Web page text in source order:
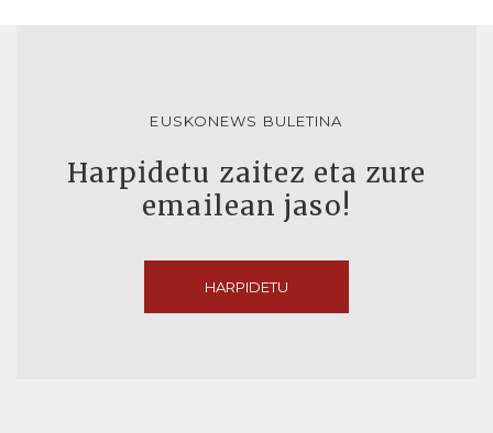
EUSKONEWS BULETINA
Harpidetu zaitez eta zure
emailean jaso!
HARPIDETU